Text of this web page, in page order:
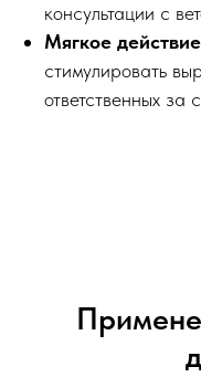
консультации с
Мягкое
стимулировать
ответственных за